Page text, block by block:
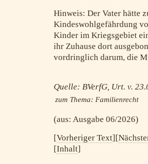
Hinweis: Der Vater hätte
Kindeswohlgefährdung
Kinder im Kriegsgebiet
ihr Zuhause dort
vordringlich darum, die
Quelle: BVerfG, Urt. v.
zum Thema: Familienrecht
(aus: Ausgabe 06/2026)
[Vorheriger Text][
[Inhalt]